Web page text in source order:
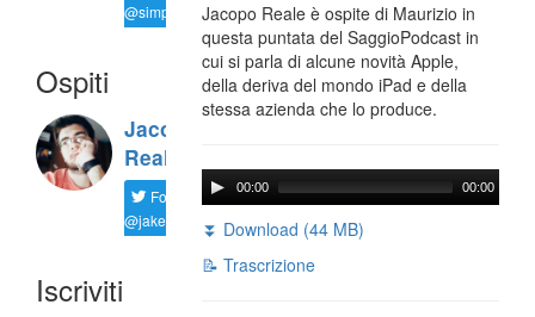
@simplemal
Ospiti
Jacopo
Reale
Follow
@jakereale
Iscriviti
Jacopo Reale è ospite di Maurizio in
questa puntata del SaggioPodcast in
cui si parla di alcune novità Apple,
della deriva del mondo iPad e della
stessa azienda che lo produce.
00:00 00:00
⏬ Download (44 MB)
📝 Trascrizione